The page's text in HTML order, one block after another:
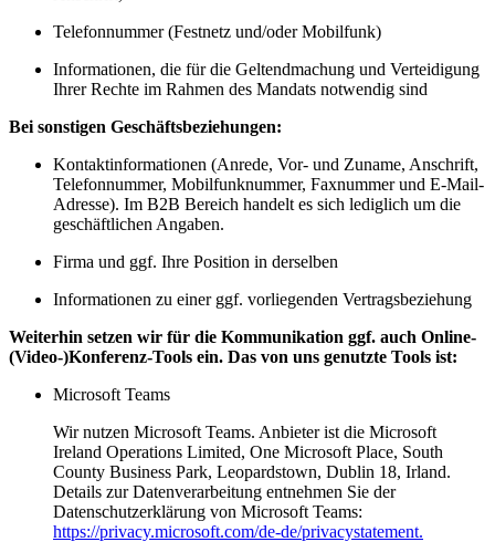
Telefonnummer (Festnetz und/oder Mobilfunk)
Informationen, die für die Geltendmachung und Verteidigung
Ihrer Rechte im Rahmen des Mandats notwendig sind
Bei sonstigen Geschäftsbeziehungen:
Kontaktinformationen (Anrede, Vor- und Zuname, Anschrift,
Telefonnummer, Mobilfunknummer, Faxnummer und E-Mail-
Adresse). Im B2B Bereich handelt es sich lediglich um die
geschäftlichen Angaben.
Firma und ggf. Ihre Position in derselben
Informationen zu einer ggf. vorliegenden Vertragsbeziehung
Weiterhin setzen wir für die Kommunikation ggf. auch Online-
(Video-)Konferenz-Tools ein. Das von uns genutzte Tools ist:
Microsoft Teams
Wir nutzen Microsoft Teams. Anbieter ist die Microsoft
Ireland Operations Limited, One Microsoft Place, South
County Business Park, Leopardstown, Dublin 18, Irland.
Details zur Datenverarbeitung entnehmen Sie der
Datenschutzerklärung von Microsoft Teams:
https://privacy.microsoft.com/de-de/privacystatement.